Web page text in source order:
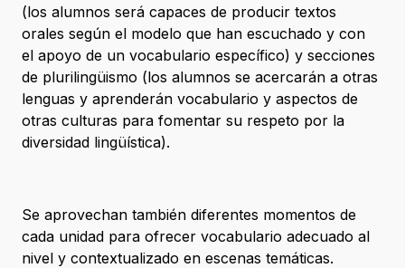
(los alumnos será capaces de producir textos
orales según el modelo que han escuchado y con
el apoyo de un vocabulario específico) y secciones
de plurilingüismo (los alumnos se acercarán a otras
lenguas y aprenderán vocabulario y aspectos de
otras culturas para fomentar su respeto por la
diversidad lingüística).
Se aprovechan también diferentes momentos de
cada unidad para ofrecer vocabulario adecuado al
nivel y contextualizado en escenas temáticas.